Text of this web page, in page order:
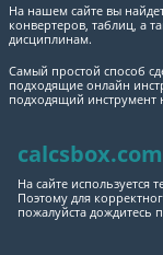
На нашем сайте вы
конвертеров, таблиц, а
дисциплинам.
Самый простой способ
подходящие онлайн
подходящий инструмент
calcsbox.com
На сайте используется
Поэтому для
пожалуйста дождитесь